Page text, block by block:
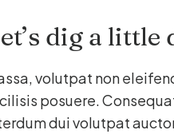
dig a little
volutpat non
posuere.
dui volutpat